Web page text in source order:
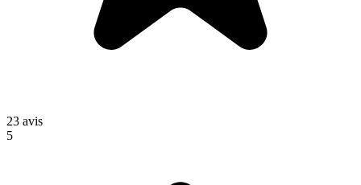
23 avis
5